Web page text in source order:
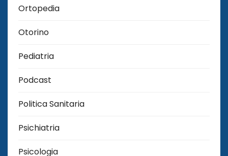
Ortopedia
Otorino
Pediatria
Podcast
Politica Sanitaria
Psichiatria
Psicologia